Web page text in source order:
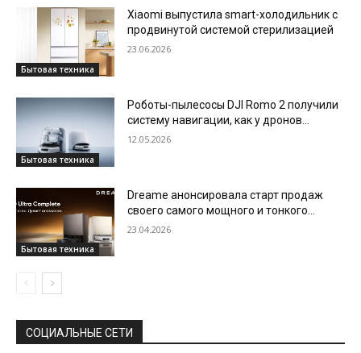
Бытовая техника
Xiaomi выпустила smart-холодильник с
продвинутой системой стерилизацией
23.06.2026
Бытовая техника
Роботы-пылесосы DJI Romo 2 получили
систему навигации, как у дронов
компании
12.05.2026
Бытовая техника
Dreame анонсировала старт продаж
своего самого мощного и тонкого
робота-пылесоса X60 Ultra Complete
23.04.2026
СОЦИАЛЬНЫЕ СЕТИ